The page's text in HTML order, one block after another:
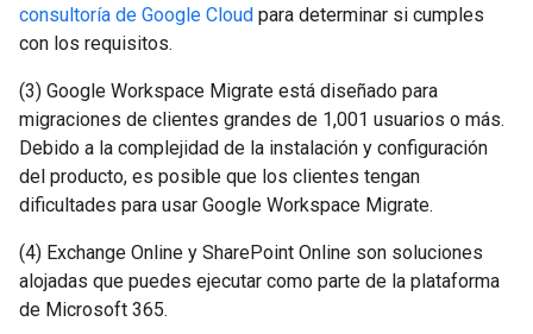
consultoría de Google Cloud para determinar si cumples
con los requisitos.
(3) Google Workspace Migrate está diseñado para
migraciones de clientes grandes de 1,001 usuarios o más.
Debido a la complejidad de la instalación y configuración
del producto, es posible que los clientes tengan
dificultades para usar Google Workspace Migrate.
(4) Exchange Online y SharePoint Online son soluciones
alojadas que puedes ejecutar como parte de la plataforma
de Microsoft 365.